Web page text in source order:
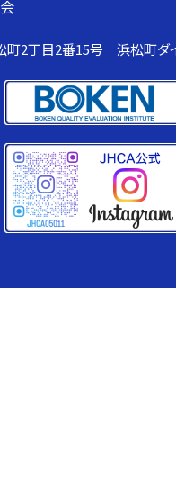
事業活動
加盟店一覧
町2丁目2番15号 浜松町ダ